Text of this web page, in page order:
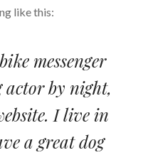
like this:
messenger
by night,
I live in
a great dog